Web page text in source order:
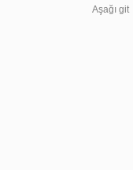
Aşağı git